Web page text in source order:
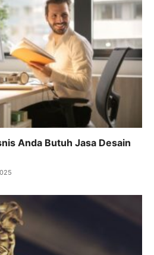
Anda Butuh Jasa Desain